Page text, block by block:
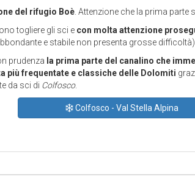
del rifugio Boè . Attenzione che la prima parte
togliere gli sci e con molta attenzione
e stabile non presenta grosse difficoltà).
prudenza la prima parte del canalino che
più frequentate e classiche delle Dolomiti
da sci di Colfosco.
Colfosco - Val Stella Alpina